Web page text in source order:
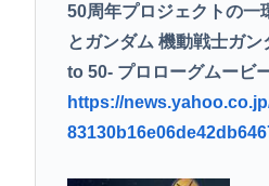
50周年プロジェクトの一
とガンダム 機動戦士ガ
to 50- プロローグムービ
https://